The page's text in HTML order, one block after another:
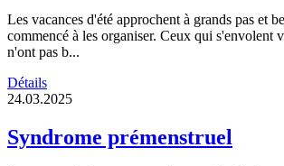
Les vacances d'été approchent à grands pas et
commencé à les organiser. Ceux qui s'envolent
n'ont pas b...
Détails
24.03.2025
Syndrome prémenstruel